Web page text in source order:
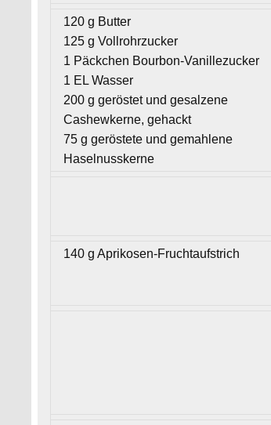
120 g Butter
125 g Vollrohrzucker
1 Päckchen Bourbon-Vanillezucker
1 EL Wasser
200 g geröstet und gesalzene
Cashewkerne, gehackt
75 g geröstete und gemahlene
Haselnusskerne
140 g Aprikosen-Fruchtaufstrich